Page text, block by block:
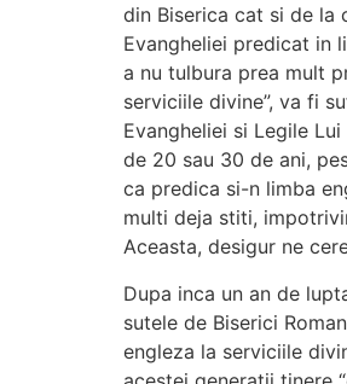
din Biserica cat si de la
Evangheliei predicat in
a nu tulbura prea mult
serviciile divine”, va fi
Evangheliei si Legile
de 20 sau 30 de ani,
ca predica si-n limba
multi deja stiti,
Aceasta, desigur ne
Dupa inca un an de
sutele de Biserici
engleza la serviciile